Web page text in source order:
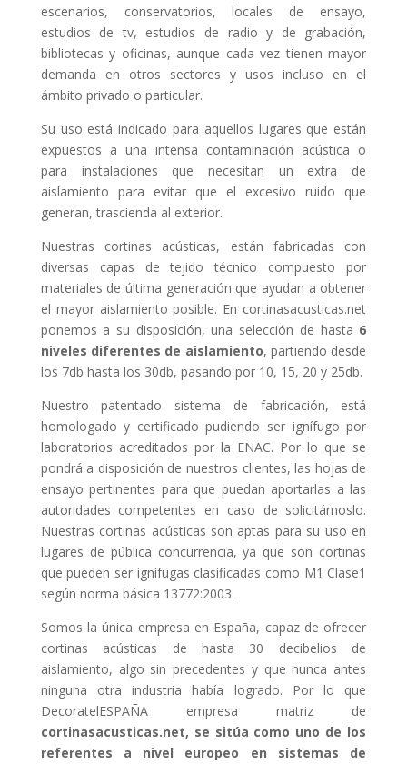
escenarios, conservatorios, locales de ensayo,
estudios de tv, estudios de radio y de grabación,
bibliotecas y oficinas, aunque cada vez tienen mayor
demanda en otros sectores y usos incluso en el
ámbito privado o particular.
Su uso está indicado para aquellos lugares que están
expuestos a una intensa contaminación acústica o
para instalaciones que necesitan un extra de
aislamiento para evitar que el excesivo ruido que
generan, trascienda al exterior.
Nuestras cortinas acústicas, están fabricadas con
diversas capas de tejido técnico compuesto por
materiales de última generación que ayudan a obtener
el mayor aislamiento posible. En cortinasacusticas.net
ponemos a su disposición, una selección de hasta 6
niveles diferentes de aislamiento, partiendo desde
los 7db hasta los 30db, pasando por 10, 15, 20 y 25db.
Nuestro patentado sistema de fabricación, está
homologado y certificado pudiendo ser ignífugo por
laboratorios acreditados por la ENAC. Por lo que se
pondrá a disposición de nuestros clientes, las hojas de
ensayo pertinentes para que puedan aportarlas a las
autoridades competentes en caso de solicitárnoslo.
Nuestras cortinas acústicas son aptas para su uso en
lugares de pública concurrencia, ya que son cortinas
que pueden ser ignífugas clasificadas como M1 Clase1
según norma básica 13772:2003.
Somos la única empresa en España, capaz de ofrecer
cortinas acústicas de hasta 30 decibelios de
aislamiento, algo sin precedentes y que nunca antes
ninguna otra industria había logrado. Por lo que
DecoratelESPAÑA empresa matriz de
cortinasacusticas.net, se sitúa como uno de los
referentes a nivel europeo en sistemas de